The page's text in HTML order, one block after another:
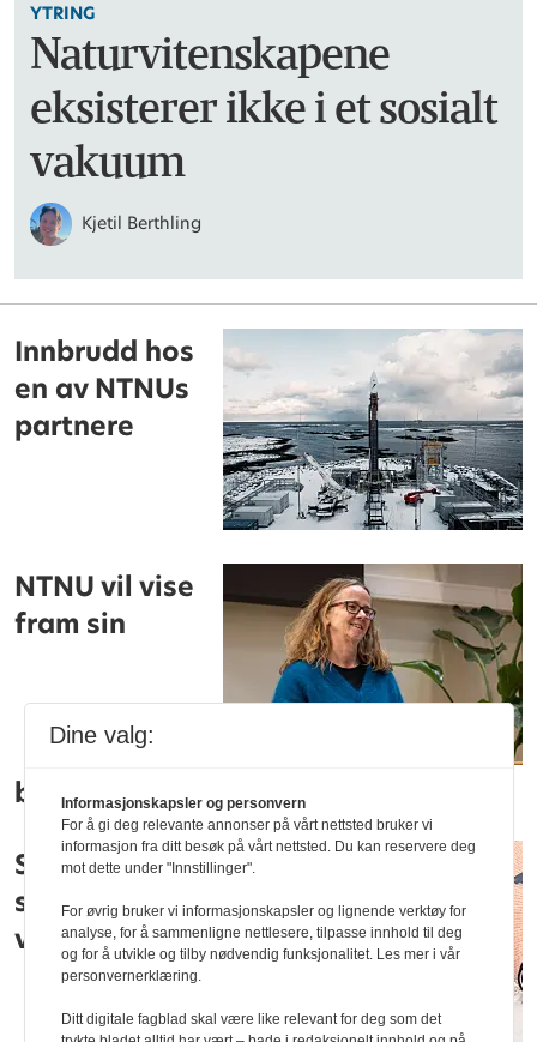
YTRING
Naturvitenskapene
eksisterer ikke i et sosialt
vakuum
Kjetil Berthling
Innbrudd hos
en av NTNUs
partnere
NTNU vil vise
fram sin
bærekraftighet
SiO: Færre
studenter på
venteliste
Dine valg:
Informasjonskapsler og personvern
For å gi deg relevante annonser på vårt nettsted bruker vi
informasjon fra ditt besøk på vårt nettsted. Du kan reservere deg
mot dette under "Innstillinger".
For øvrig bruker vi informasjonskapsler og lignende verktøy for
analyse, for å sammenligne nettlesere, tilpasse innhold til deg
og for å utvikle og tilby nødvendig funksjonalitet. Les mer i vår
personvernerklæring.
Ditt digitale fagblad skal være like relevant for deg som det